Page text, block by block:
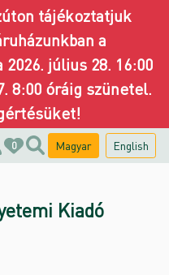
tájékoztatjuk
a
július 28. 16:00
8:00 óráig szünetel.
0 Magyar English
Kiadó